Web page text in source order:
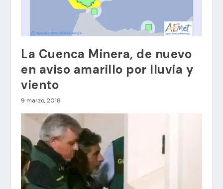
La Cuenca Minera, de nuevo
en aviso amarillo por lluvia y
viento
9 marzo, 2018